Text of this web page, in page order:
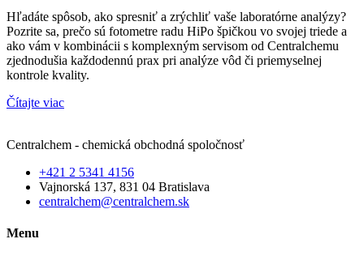
Hľadáte spôsob, ako spresniť a zrýchliť vaše laboratórne analýzy?
Pozrite sa, prečo sú fotometre radu HiPo špičkou vo svojej triede a
ako vám v kombinácii s komplexným servisom od Centralchemu
zjednodušia každodennú prax pri analýze vôd či priemyselnej
kontrole kvality.
Čítajte viac
Centralchem - chemická obchodná spoločnosť
+421 2 5341 4156
Vajnorská 137, 831 04 Bratislava
centralchem@centralchem.sk
Menu